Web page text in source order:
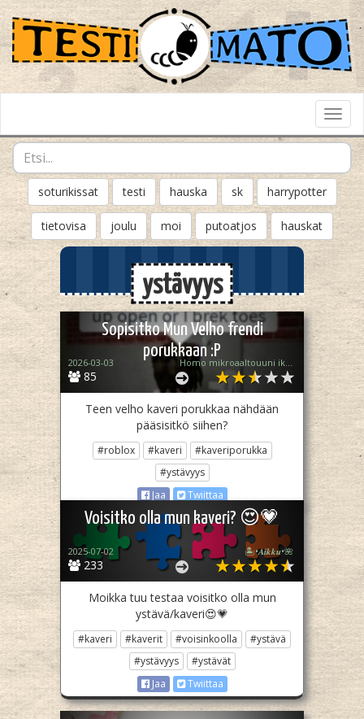
soturikissat testi hauska sk harrypotter
tietovisa joulu moi putoatjos hauskat
ystävyys
Sopisitko Mun Velho frendi
porukkaan :P
85
2026-03-03 Homo mikroaaltouuni ikeasta
Teen velho kaveri porukkaa nähdään
pääsisitkö siihen?
#roblox #kaveri
#kaveriporukka
#ystävyys
Jaa
Twiittaa
Voisitko olla mun kaveri? 😍💗
233
2025-07-02 🏝️•𝑨𝒊𝒌𝒌𝒖•🌺
Moikka tuu testaa voisitko olla mun
ystävä/kaveri😍💗
#kaveri #kaverit #voisinkoolla
#ystävä
#ystävyys
#ystävät
Jaa
Twiittaa